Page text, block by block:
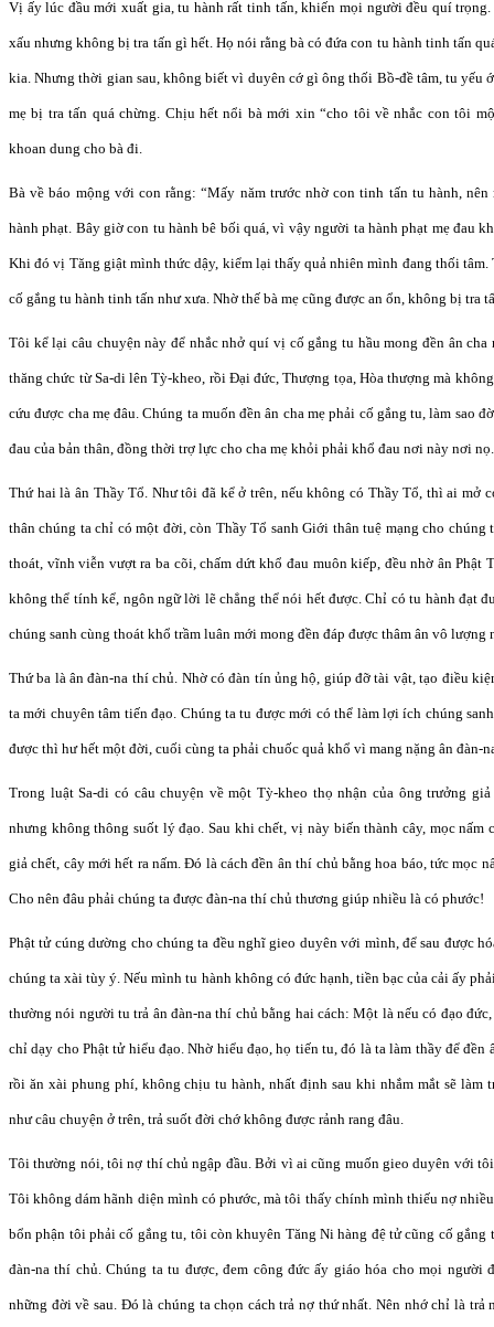
Vị ấy lúc đầu mới xuất gia, tu hành rất tinh tấn, khiến mọi người đều quí
xấu nhưng không bị tra tấn gì hết. Họ nói rằng bà có đứa con tu hành tinh tấn
kia. Nhưng thời gian sau, không biết vì duyên cớ gì ông thối Bồ-đề tâm, tu yếu
mẹ bị tra tấn quá chừng. Chịu hết nổi bà mới xin “cho tôi về nhắc con tôi
khoan dung cho bà đi.
Bà về báo mộng với con rằng: “Mấy năm trước nhờ con tinh tấn tu hành,
hành phạt. Bây giờ con tu hành bê bối quá, vì vậy người ta hành phạt mẹ đau
Khi đó vị Tăng giật mình thức dậy, kiểm lại thấy quả nhiên mình đang thối
cố gắng tu hành tinh tấn như xưa. Nhờ thế bà mẹ cũng được an ổn, không bị tra
Tôi kể lại câu chuyện này để nhắc nhở quí vị cố gắng tu hầu mong đền ân cha
thăng chức từ Sa-di lên Tỳ-kheo, rồi Đại đức, Thượng tọa, Hòa thượng mà
cứu được cha mẹ đâu. Chúng ta muốn đền ân cha mẹ phải cố gắng tu, làm sao
đau của bản thân, đồng thời trợ lực cho cha mẹ khỏi phải khổ đau nơi này nơi nọ.
Thứ hai là ân Thầy Tổ. Như tôi đã kể ở trên, nếu không có Thầy Tổ, thì ai mở
thân chúng ta chỉ có một đời, còn Thầy Tổ sanh Giới thân tuệ mạng cho
thoát, vĩnh viễn vượt ra ba cõi, chấm dứt khổ đau muôn kiếp, đều nhờ ân Phật
không thể tính kể, ngôn ngữ lời lẽ chẳng thể nói hết được. Chỉ có tu hành đạt
chúng sanh cùng thoát khổ trầm luân mới mong đền đáp được thâm ân vô lượng
Thứ ba là ân đàn-na thí chủ. Nhờ có đàn tín ủng hộ, giúp đỡ tài vật, tạo điều
ta mới chuyên tâm tiến đạo. Chúng ta tu được mới có thể làm lợi ích chúng
được thì hư hết một đời, cuối cùng ta phải chuốc quả khổ vì mang nặng ân đàn-
Trong luật Sa-di có câu chuyện về một Tỳ-kheo thọ nhận của ông trưởng
nhưng không thông suốt lý đạo. Sau khi chết, vị này biến thành cây, mọc
giả chết, cây mới hết ra nấm. Đó là cách đền ân thí chủ bằng hoa báo, tức mọc
Cho nên đâu phải chúng ta được đàn-na thí chủ thương giúp nhiều là có phước!
Phật tử cúng dường cho chúng ta đều nghĩ gieo duyên với mình, để sau được
chúng ta xài tùy ý. Nếu mình tu hành không có đức hạnh, tiền bạc của cải ấy
thường nói người tu trả ân đàn-na thí chủ bằng hai cách: Một là nếu có đạo
chỉ dạy cho Phật tử hiểu đạo. Nhờ hiểu đạo, họ tiến tu, đó là ta làm thầy để
rồi ăn xài phung phí, không chịu tu hành, nhất định sau khi nhắm mắt sẽ làm
như câu chuyện ở trên, trả suốt đời chớ không được rảnh rang đâu.
Tôi thường nói, tôi nợ thí chủ ngập đầu. Bởi vì ai cũng muốn gieo duyên với
Tôi không dám hãnh diện mình có phước, mà tôi thấy chính mình thiếu nợ
bổn phận tôi phải cố gắng tu, tôi còn khuyên Tăng Ni hàng đệ tử cũng cố gắng
đàn-na thí chủ. Chúng ta tu được, đem công đức ấy giáo hóa cho mọi
những đời về sau. Đó là chúng ta chọn cách trả nợ thứ nhất. Nên nhớ chỉ là